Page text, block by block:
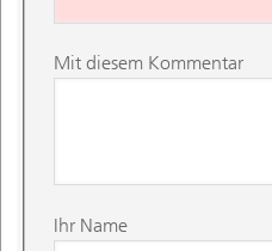
Mit diesem Kommentar
Ihr Name